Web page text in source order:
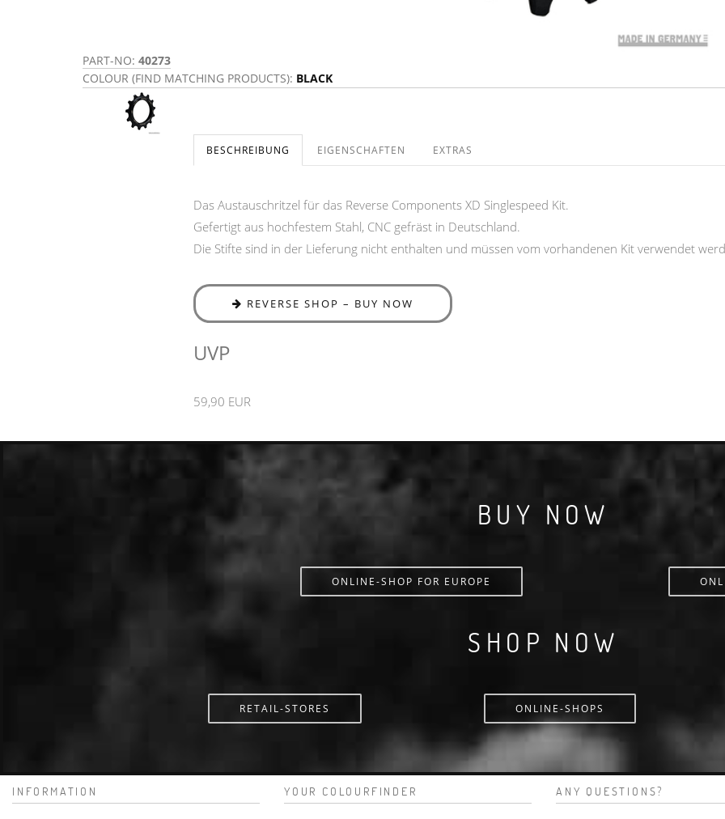
PART-NO: 40273
COLOUR (FIND MATCHING PRODUCTS): BLACK
BESCHREIBUNG EIGENSCHAFTEN EXTRAS
Das Austauschritzel für das Reverse Components XD Singlespeed Kit.
Gefertigt aus hochfestem Stahl, CNC gefräst in Deutschland.
Die Stifte sind in der Lieferung nicht enthalten und müssen vom vorhandenen Kit verwendet
REVERSE SHOP – BUY NOW
UVP
59,90 EUR
BUY NOW
ONLINE-SHOP FOR EUROPE
SHOP NOW
RETAIL-STORES ONLINE-SHOPS
INFORMATION YOUR COLOURFINDER ANY QUESTIONS?